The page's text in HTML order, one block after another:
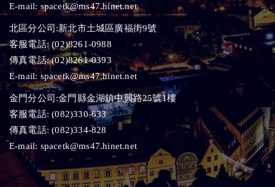
E-mail:spacetk@ms47.hinet.net
北區分公司:新北市土城區廣福街9號
客服電話:(02)8261-0988
傳真電話:(02)8261-0393
E-mail: spacetk@ms47.hinet.net
金門分公司:金門縣金湖鎮中興路25號1樓
客服電話:(082)330-633
傳真電話:(082)334-828
E-mail: spacetk@ms47.hinet.net